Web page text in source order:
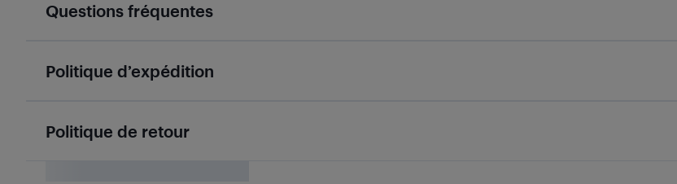
Questions fréquentes
Politique d’expédition
Politique de retour